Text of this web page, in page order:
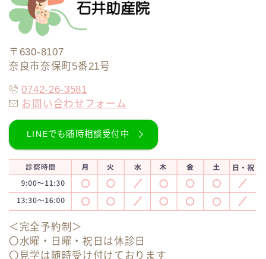
〒630-8107
奈良市奈保町5番21号
0742-26-3581
お問い合わせフォーム
LINEでも随時相談受付中
＜完全予約制＞
〇水曜・日曜・祝日は休診日
〇見学は随時受け付けております